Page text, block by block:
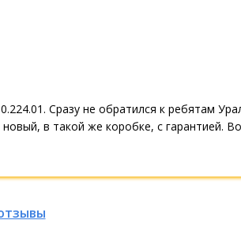
Сразу не обратился к ребятам
в такой же коробке, с гарантией.